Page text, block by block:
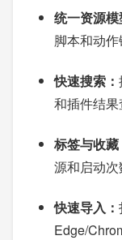
统一资源模
脚本和动作
快速搜索：
和插件结果
标签与收藏
源和启动次
快速导入：
Edge/